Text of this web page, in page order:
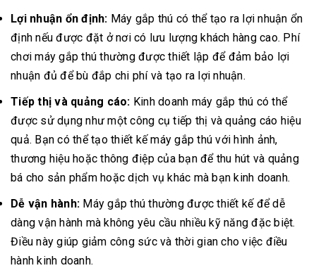
Lợi nhuận ổn định: Máy gắp thú có thể tạo ra lợi nhuận ổn
định nếu được đặt ở nơi có lưu lượng khách hàng cao. Phí
chơi máy gắp thú thường được thiết lập để đảm bảo lợi
nhuận đủ để bù đắp chi phí và tạo ra lợi nhuận.
Tiếp thị và quảng cáo: Kinh doanh máy gắp thú có thể
được sử dụng như một công cụ tiếp thị và quảng cáo hiệu
quả. Bạn có thể tạo thiết kế máy gắp thú với hình ảnh,
thương hiệu hoặc thông điệp của bạn để thu hút và quảng
bá cho sản phẩm hoặc dịch vụ khác mà bạn kinh doanh.
Dễ vận hành: Máy gắp thú thường được thiết kế để dễ
dàng vận hành mà không yêu cầu nhiều kỹ năng đặc biệt.
Điều này giúp giảm công sức và thời gian cho việc điều
hành kinh doanh.